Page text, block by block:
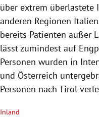
über extrem überlastete
anderen Regionen
bereits Patienten außer
lässt zumindest auf
Personen wurden in
und Österreich
Personen nach Tirol
Inland